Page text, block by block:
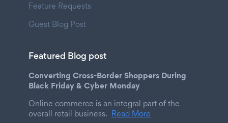
Feature Requests
Guest Blog Post
Featured Blog post
Converting Cross-Border Shoppers During
Black Friday & Cyber Monday
Online commerce is an integral part of the
overall retail business. Read More